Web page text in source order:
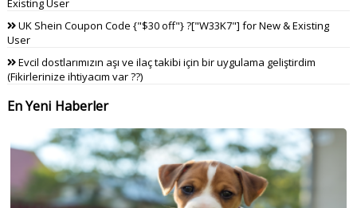
Existing User
UK Shein Coupon Code {"$30 off"} ?["W33K7"] for New & Existing
User
Evcil dostlarımızın aşı ve ilaç takibi için bir uygulama geliştirdim
(Fikirlerinize ihtiyacım var ??)
En Yeni Haberler